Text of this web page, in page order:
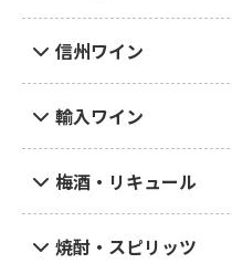
信州ワイン
輸入ワイン
梅酒・リキュール
焼酎・スピリッツ